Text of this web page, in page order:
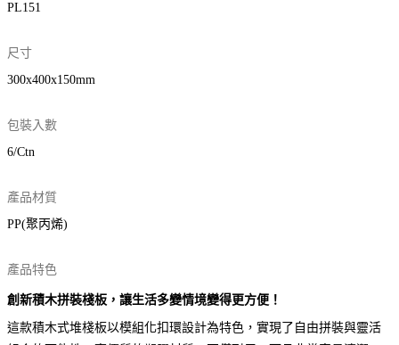
PL151
尺寸
300x400x150mm
包裝入數
6/Ctn
產品材質
PP(聚丙烯)
產品特色
創新積木拼裝棧板，讓生活多變情境變得更方便！
這款積木式堆棧板以模組化扣環設計為特色，實現了自由拼裝與靈活